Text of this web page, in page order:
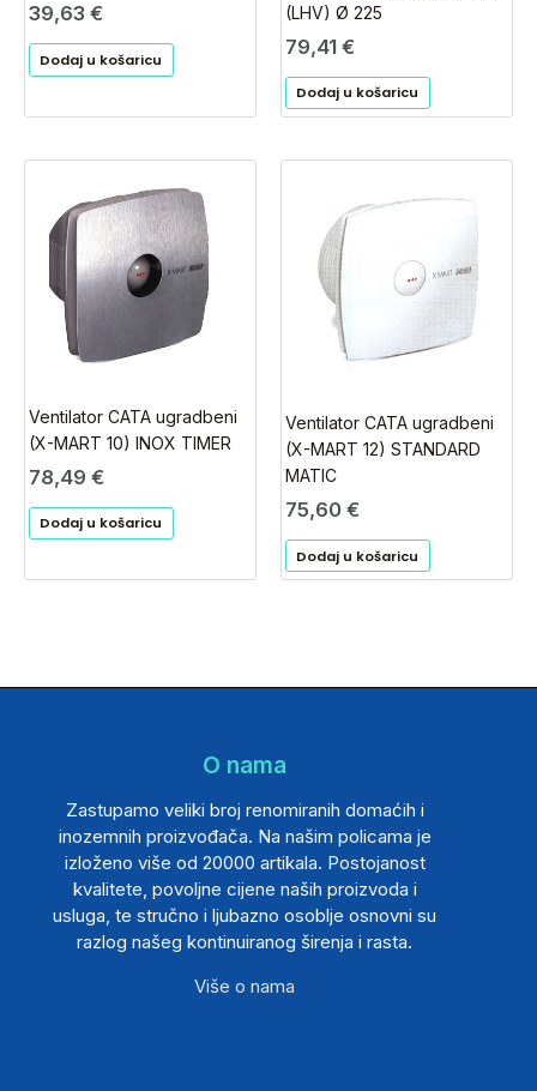
39,63 €
Dodaj u košaricu
(LHV) Ø 225
79,41 €
Dodaj u košaricu
Ventilator CATA ugradbeni
(X-MART 10) INOX TIMER
78,49 €
Dodaj u košaricu
Ventilator CATA ugradbeni
(X-MART 12) STANDARD
MATIC
75,60 €
Dodaj u košaricu
O nama
Zastupamo veliki broj renomiranih domaćih i
inozemnih proizvođača. Na našim policama je
izloženo više od 20000 artikala. Postojanost
kvalitete, povoljne cijene naših proizvoda i
usluga, te stručno i ljubazno osoblje osnovni su
razlog našeg kontinuiranog širenja i rasta.
Više o nama